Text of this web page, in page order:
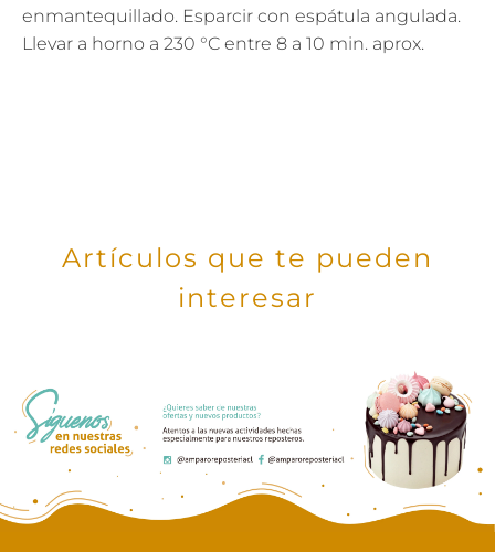
enmantequillado. Esparcir con espátula angulada.
Llevar a horno a 230 °C entre 8 a 10 min. aprox.
Artículos que te pueden
interesar